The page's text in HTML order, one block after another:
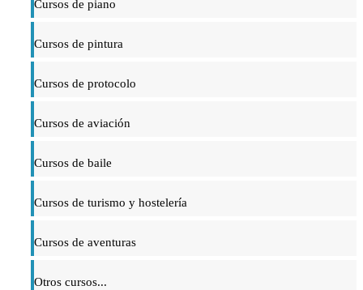
Cursos de piano
Cursos de pintura
Cursos de protocolo
Cursos de aviación
Cursos de baile
Cursos de turismo y hostelería
Cursos de aventuras
Otros cursos...